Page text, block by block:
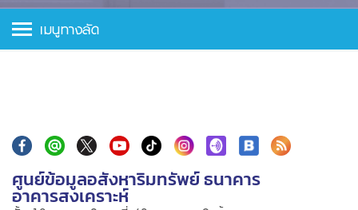
เมนูทางลัด
ศูนย์ข้อมูลอสังหาริมทรัพย์ ธนาคาร
อาคารสงเคราะห์